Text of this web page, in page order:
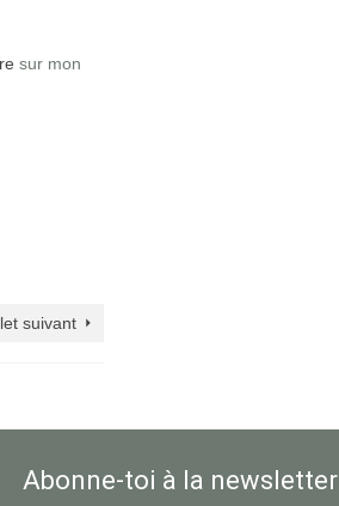
sur mon
suivant
Abonne-toi à la newsletter